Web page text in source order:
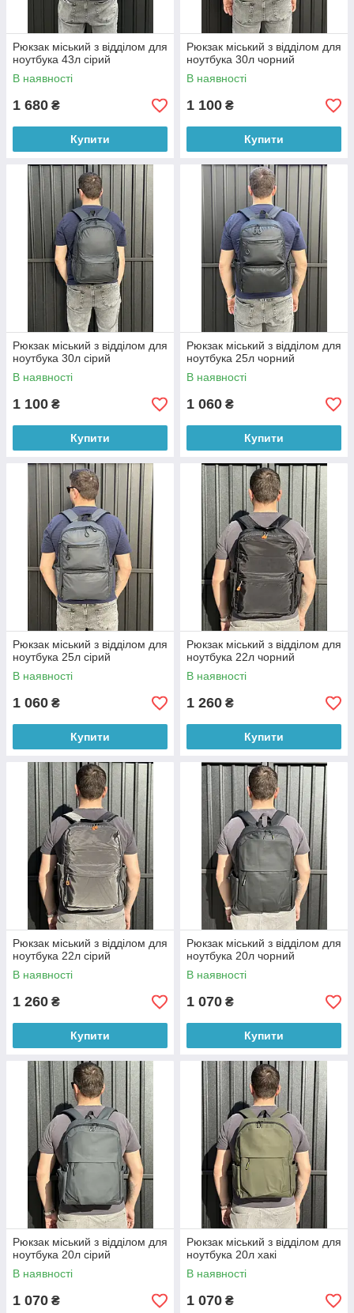
Рюкзак міський з відділом для
ноутбука 43л сірий
В наявності
1 680 ₴
Купити
Рюкзак міський з відділом для
ноутбука 30л чорний
В наявності
1 100 ₴
Купити
Рюкзак міський з відділом для
ноутбука 30л сірий
В наявності
1 100 ₴
Купити
Рюкзак міський з відділом для
ноутбука 25л чорний
В наявності
1 060 ₴
Купити
Рюкзак міський з відділом для
ноутбука 25л сірий
В наявності
1 060 ₴
Купити
Рюкзак міський з відділом для
ноутбука 22л чорний
В наявності
1 260 ₴
Купити
Рюкзак міський з відділом для
ноутбука 22л сірий
В наявності
1 260 ₴
Купити
Рюкзак міський з відділом для
ноутбука 20л чорний
В наявності
1 070 ₴
Купити
Рюкзак міський з відділом для
ноутбука 20л сірий
В наявності
1 070 ₴
Рюкзак міський з відділом для
ноутбука 20л хакі
В наявності
1 070 ₴